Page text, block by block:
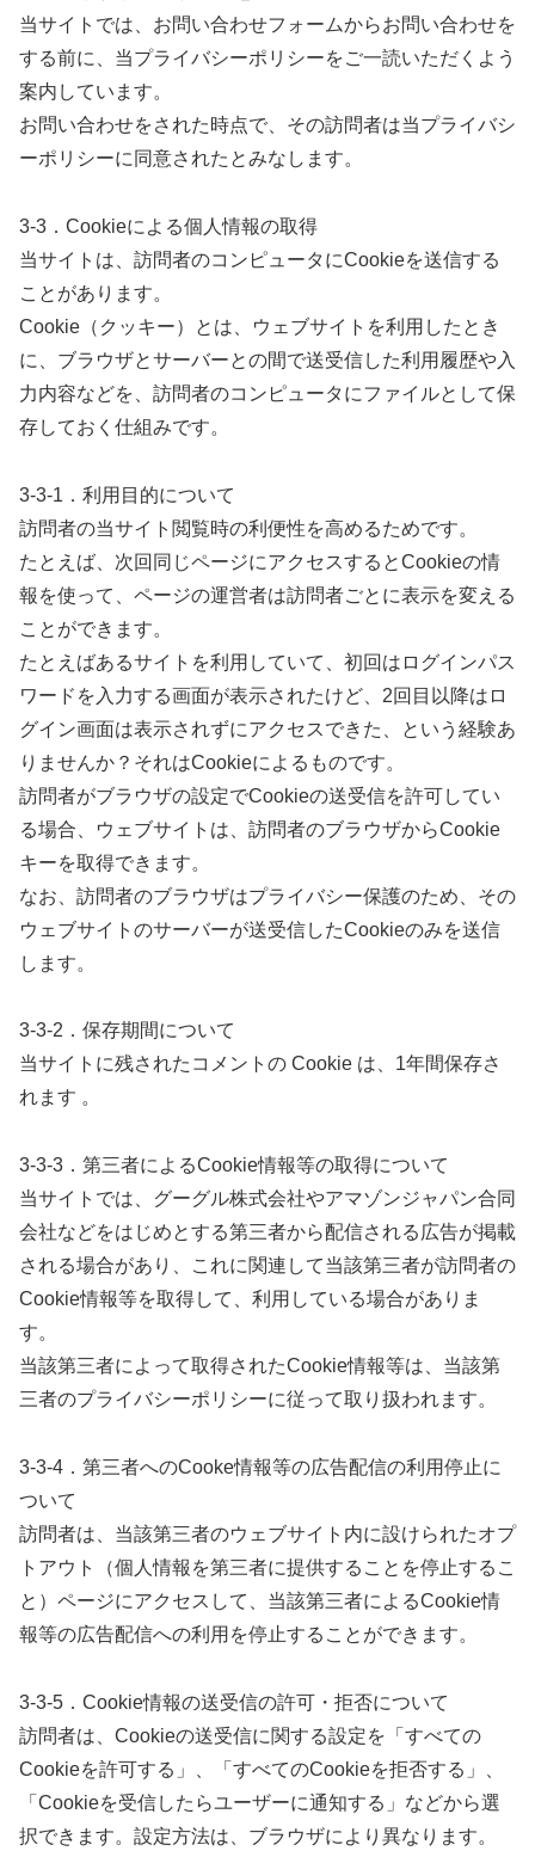
当サイトでは、お問い合わせフォームからお問い合わせを
する前に、当プライバシーポリシーをご一読いただくよう
案内しています。
お問い合わせをされた時点で、その訪問者は当プライバシ
ーポリシーに同意されたとみなします。
3-3．Cookieによる個人情報の取得
当サイトは、訪問者のコンピュータにCookieを送信する
ことがあります。
Cookie（クッキー）とは、ウェブサイトを利用したとき
に、ブラウザとサーバーとの間で送受信した利用履歴や入
力内容などを、訪問者のコンピュータにファイルとして保
存しておく仕組みです。
3-3-1．利用目的について
訪問者の当サイト閲覧時の利便性を高めるためです。
たとえば、次回同じページにアクセスするとCookieの情
報を使って、ページの運営者は訪問者ごとに表示を変える
ことができます。
たとえばあるサイトを利用していて、初回はログインパス
ワードを入力する画面が表示されたけど、2回目以降はロ
グイン画面は表示されずにアクセスできた、という経験あ
りませんか？それはCookieによるものです。
訪問者がブラウザの設定でCookieの送受信を許可してい
る場合、ウェブサイトは、訪問者のブラウザからCookie
キーを取得できます。
なお、訪問者のブラウザはプライバシー保護のため、その
ウェブサイトのサーバーが送受信したCookieのみを送信
します。
3-3-2．保存期間について
当サイトに残されたコメントの Cookie は、1年間保存さ
れます 。
3-3-3．第三者によるCookie情報等の取得について
当サイトでは、グーグル株式会社やアマゾンジャパン合同
会社などをはじめとする第三者から配信される広告が掲載
される場合があり、これに関連して当該第三者が訪問者の
Cookie情報等を取得して、利用している場合がありま
す。
当該第三者によって取得されたCookie情報等は、当該第
三者のプライバシーポリシーに従って取り扱われます。
3-3-4．第三者へのCooke情報等の広告配信の利用停止に
ついて
訪問者は、当該第三者のウェブサイト内に設けられたオプ
トアウト（個人情報を第三者に提供することを停止するこ
と）ページにアクセスして、当該第三者によるCookie情
報等の広告配信への利用を停止することができます。
3-3-5．Cookie情報の送受信の許可・拒否について
訪問者は、Cookieの送受信に関する設定を「すべての
Cookieを許可する」、「すべてのCookieを拒否する」、
「Cookieを受信したらユーザーに通知する」などから選
択できます。設定方法は、ブラウザにより異なります。